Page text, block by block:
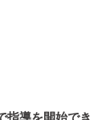
指導を開始で